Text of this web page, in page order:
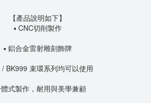
【產品說明如下】
▪ CNC切削製作
▪ 鋁合金雷射雕刻飾牌
/ BK999 束環系列均可以使用
體式製作，耐用與美學兼顧